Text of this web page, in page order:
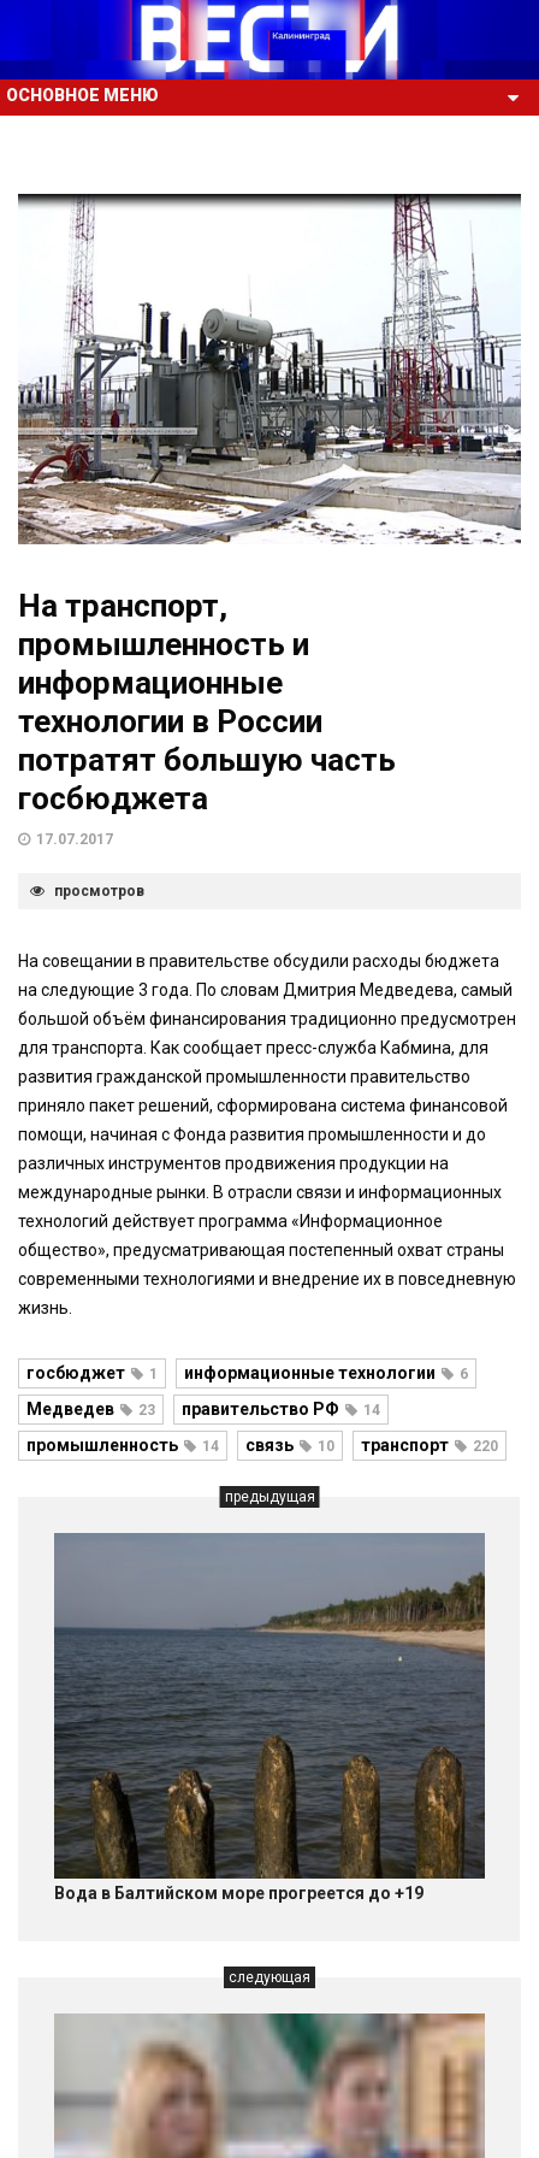
ОСНОВНОЕ МЕНЮ
На транспорт,
промышленность и
информационные
технологии в России
потратят большую часть
госбюджета
17.07.2017
просмотров
На совещании в правительстве обсудили расходы бюджета
на следующие 3 года. По словам Дмитрия Медведева, самый
большой объём финансирования традиционно предусмотрен
для транспорта. Как сообщает пресс-служба Кабмина, для
развития гражданской промышленности правительство
приняло пакет решений, сформирована система финансовой
помощи, начиная с Фонда развития промышленности и до
различных инструментов продвижения продукции на
международные рынки. В отрасли связи и информационных
технологий действует программа «Информационное
общество», предусматривающая постепенный охват страны
современными технологиями и внедрение их в повседневную
жизнь.
госбюджет 1 информационные технологии 6
Медведев 23 правительство РФ 14
промышленность 14 связь 10 транспорт 220
предыдущая
Вода в Балтийском море прогреется до +19
следующая